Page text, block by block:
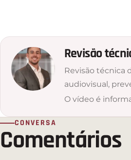
Revisão
Revisão técnica
audiovisual,
O vídeo é
CONVERSA
Comentários